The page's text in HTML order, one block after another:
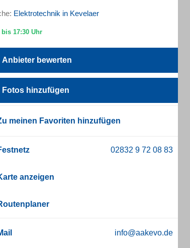
Elektrotechnik in Kevelaer
Anbieter bewerten
Fotos hinzufügen
meinen Favoriten hinzufügen
anzeigen
info@aakevo.de